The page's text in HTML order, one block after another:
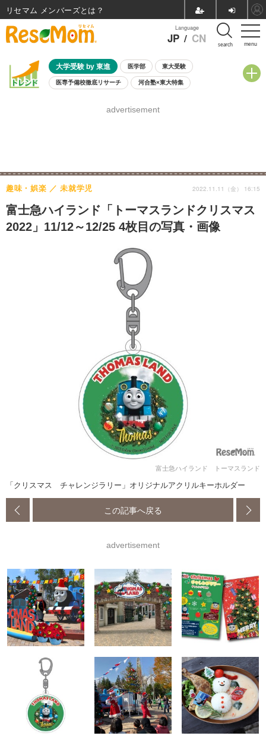
menu
Language
JP / CN search
大学受験 by 東進 医学部 東大受験
医専予備校徹底リサーチ 河合塾×東大特集
8月開催学校説明会・相談会
advertisement
富士急ハイランド「トーマスランドクリスマス
2022」11/12～12/25 4枚目の写真・画像
趣味・娯楽 未就学児 2022.11.11（金） 16:15
富士急ハイランド トーマスランド
「クリスマス チャレンジラリー」オリジナルアクリルキーホルダー
この記事へ戻る
advertisement
リセマム メンバーズ